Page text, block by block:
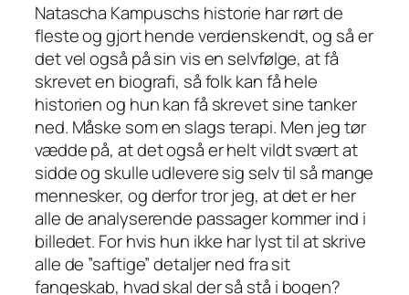
Natascha Kampuschs historie har rørt de
fleste og gjort hende verdenskendt, og så er
det vel også på sin vis en selvfølge, at få
skrevet en biografi, så folk kan få hele
historien og hun kan få skrevet sine tanker
ned. Måske som en slags terapi. Men jeg tør
vædde på, at det også er helt vildt svært at
sidde og skulle udlevere sig selv til så mange
mennesker, og derfor tror jeg, at det er her
alle de analyserende passager kommer ind i
billedet. For hvis hun ikke har lyst til at skrive
alle de ”saftige” detaljer ned fra sit
fangeskab, hvad skal der så stå i bogen?